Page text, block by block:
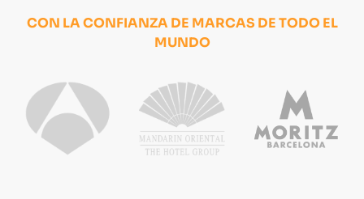
CON LA CONFIANZA DE MARCAS DE TODO EL
MUNDO